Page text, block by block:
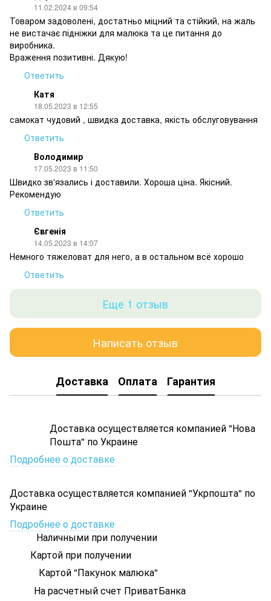
11.02.2024 в 09:54
Товаром задоволені, достатньо міцний та стійкий, на жаль
не вистачає підніжки для малюка та це питання до
виробника.
Враження позитивні. Дякую!
Ответить
Катя
18.05.2023 в 12:55
самокат чудовий , швидка доставка, якість обслуговування
Ответить
Володимир
17.05.2023 в 11:50
Швидко зв'язались і доставили. Хороша ціна. Якісний.
Рекомендую
Ответить
Євгенія
14.05.2023 в 14:07
Немного тяжеловат для него, а в остальном всё хорошо
Ответить
Еще 1 отзыв
Написать отзыв
Доставка Оплата Гарантия
Доставка осуществляется компанией "Нова
Пошта" по Украине
Подробнее о доставке
Доставка осуществляется компанией "Укрпошта" по
Украине
Подробнее о доставке
Наличными при получении
Картой при получении
Картой "Пакунок малюка"
На расчетный счет ПриватБанка